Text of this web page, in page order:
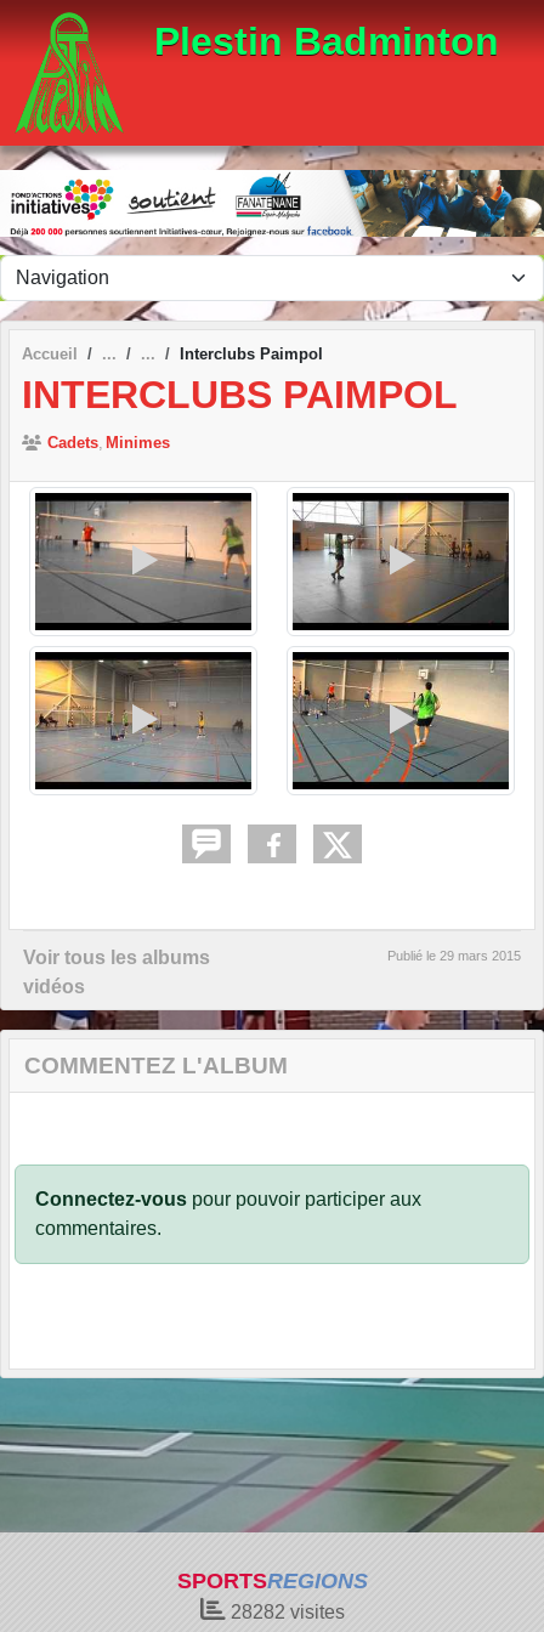
Plestin Badminton
Accueil Interclubs Paimpol
INTERCLUBS PAIMPOL
Cadets Minimes
Voir tous les albums
vidéos
Publié le 29 mars 2015
COMMENTEZ L'ALBUM
Connectez-vous pour pouvoir participer aux
commentaires.
SPORTSREGIONS
28282 visites
Panneau de gestion des cookies